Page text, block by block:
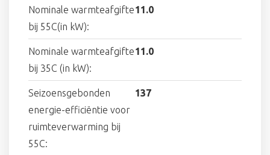
Nominale warmteafgifte
bij 55C(in kW):
11.0
Nominale warmteafgifte
bij 35C (in kW):
11.0
Seizoensgebonden
energie-efficiëntie voor
ruimteverwarming bij
55C:
137